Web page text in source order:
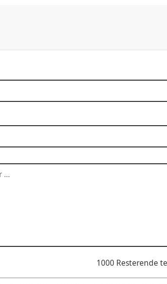
1000 Resterende